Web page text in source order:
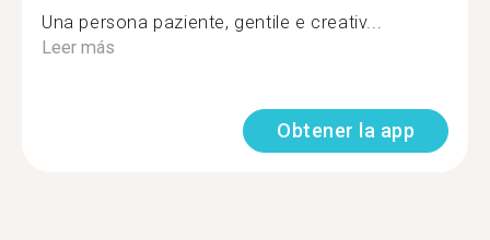
Una persona paziente, gentile e creativ...
Leer más
Obtener la app